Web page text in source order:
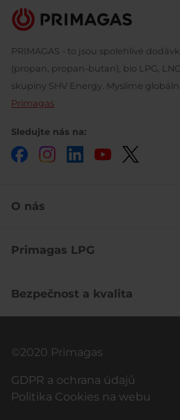
PRIMAGAS - to jsou spolehlivé
(propan, propan-butan), bio LPG,
skupiny SHV Energy. Myslíme
Primagas
Sledujte nás na:
FacebookInstagramLinkedInYouTube
O nás
Primagas LPG
Bezpečnost a kvalita
©2020 Primagas
GDPR a ochrana údajů
Politika Cookies na webu